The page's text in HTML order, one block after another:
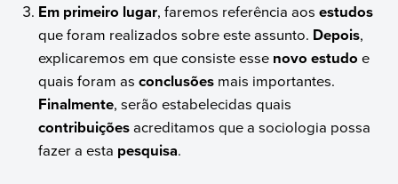
Em primeiro lugar, faremos referência aosestudos
que foram realizados sobre este assunto. Depois,
explicaremos em que consiste esse novo estudo e
quais foram asconclusões mais importantes.
Finalmente, serão estabelecidas quais
contribuiçõesacreditamos que a sociologia possa
fazer a esta pesquisa.